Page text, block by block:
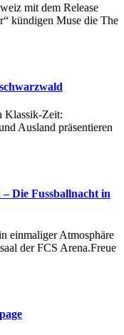
mit dem Release
kündigen Muse die The
Klassik-Zeit:
Ausland präsentieren
Die Fussballnacht in
einmaliger Atmosphäre
der FCS Arena.Freue